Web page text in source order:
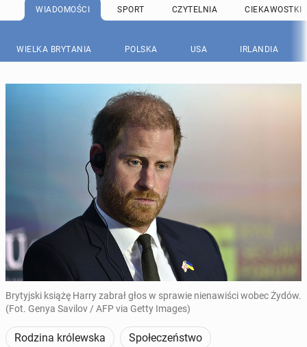
WIADOMOŚCI SPORT CZYTELNIA CIEKAWOSTKI
WIELKA BRYTANIA POLSKA USA IRLANDIA
Brytyjski książę Harry zabrał głos w sprawie nienawiści wobec Żydów.
(Fot. Genya Savilov / AFP via Getty Images)
Rodzina królewska Społeczeństwo